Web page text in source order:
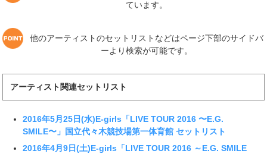
ています。
他のアーティストのセットリストなどはページ下部のサイドバ
ーより検索が可能です。
アーティスト関連セットリスト
2016年5月25日(水)E-girls「LIVE TOUR 2016 〜E.G.
SMILE〜」国立代々木競技場第一体育館 セットリスト
2016年4月9日(土)E-girls「LIVE TOUR 2016 ～E.G. SMILE